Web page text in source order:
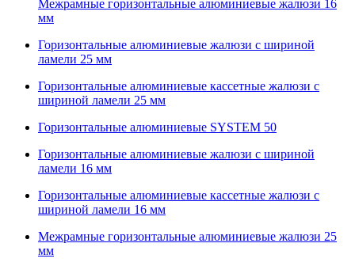
Межрамные горизонтальные алюминиевые жалюзи 16
мм
Горизонтальные алюминиевые жалюзи с шириной
ламели 25 мм
Горизонтальные алюминиевые кассетные жалюзи с
шириной ламели 25 мм
Горизонтальные алюминиевые SYSTEM 50
Горизонтальные алюминиевые жалюзи с шириной
ламели 16 мм
Горизонтальные алюминиевые кассетные жалюзи с
шириной ламели 16 мм
Межрамные горизонтальные алюминиевые жалюзи 25
мм